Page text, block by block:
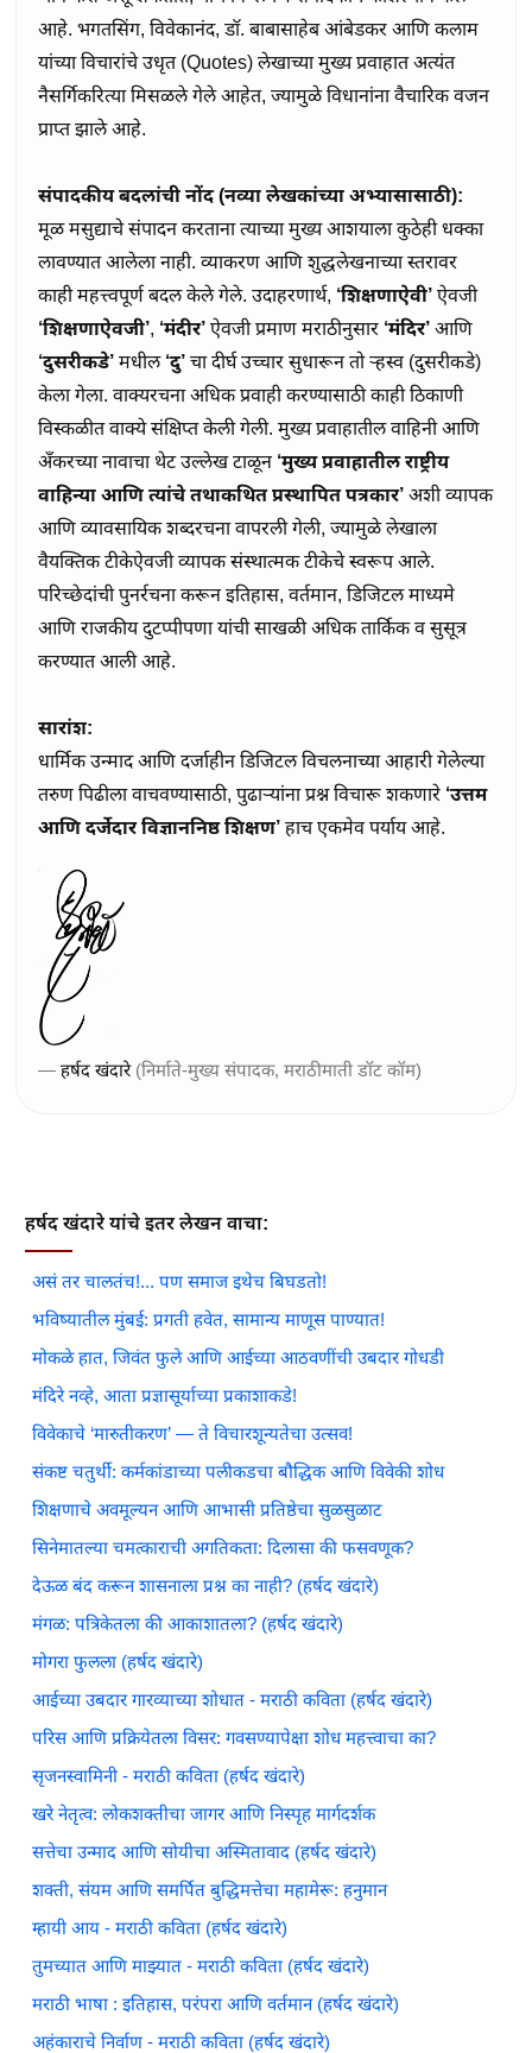
आहे. भगतसिंग, विवेकानंद, डॉ. बाबासाहेब आंबेडकर आणि कलाम
यांच्या विचारांचे उधृत (Quotes) लेखाच्या मुख्य प्रवाहात अत्यंत
नैसर्गिकरित्या मिसळले गेले आहेत, ज्यामुळे विधानांना वैचारिक वजन
प्राप्त झाले आहे.
संपादकीय बदलांची नोंद (नव्या लेखकांच्या अभ्यासासाठी):
मूळ मसुद्याचे संपादन करताना त्याच्या मुख्य आशयाला कुठेही धक्का
लावण्यात आलेला नाही. व्याकरण आणि शुद्धलेखनाच्या स्तरावर
काही महत्त्वपूर्ण बदल केले गेले. उदाहरणार्थ, ‘शिक्षणाऐवी’
ऐवजी
‘शिक्षणाऐवजी’, ‘मंदीर’ ऐवजी प्रमाण मराठीनुसार ‘मंदिर’
‘दुसरीकडे’ मधील ‘दु’ चा दीर्घ उच्चार सुधारून तो र्‍हस्व (दुसरीकडे)
केला गेला. वाक्यरचना अधिक प्रवाही करण्यासाठी काही ठिकाणी
विस्कळीत वाक्ये संक्षिप्त केली गेली. मुख्य प्रवाहातील वाहिनी आणि
अँकरच्या नावाचा थेट उल्लेख टाळून ‘मुख्य प्रवाहातील राष्ट्रीय
वाहिन्या आणि त्यांचे तथाकथित प्रस्थापित पत्रकार’ अशी व्यापक
आणि व्यावसायिक शब्दरचना वापरली गेली, ज्यामुळे लेखाला
वैयक्तिक टीकेऐवजी व्यापक संस्थात्मक टीकेचे स्वरूप आले.
परिच्छेदांची पुनर्रचना करून इतिहास, वर्तमान, डिजिटल माध्यमे
आणि राजकीय दुटप्पीपणा यांची साखळी अधिक तार्किक व सुसूत्र
करण्यात आली आहे.
सारांश:
धार्मिक उन्माद आणि दर्जाहीन डिजिटल विचलनाच्या आहारी गेलेल्या
तरुण पिढीला वाचवण्यासाठी, पुढाऱ्यांना प्रश्न विचारू शकणारे ‘उत्तम
आणि दर्जेदार विज्ञाननिष्ठ शिक्षण’ हाच एकमेव पर्याय आहे.
—हर्षद खंदारे(निर्माते-मुख्य संपादक, मराठीमाती डॉट कॉम)
हर्षद खंदारे यांचे इतर लेखन वाचा:
असं तर चालतंच!... पण समाज इथेच बिघडतो!
भविष्यातील मुंबई: प्रगती हवेत, सामान्य माणूस पाण्यात!
मोकळे हात, जिवंत फुले आणि आईच्या आठवणींची उबदार गोधडी
मंदिरे नव्हे, आता प्रज्ञासूर्याच्या प्रकाशाकडे!
विवेकाचे ‘मारुतीकरण’ — ते विचारशून्यतेचा उत्सव!
संकष्ट चतुर्थी: कर्मकांडाच्या पलीकडचा बौद्धिक आणि विवेकी शोध
शिक्षणाचे अवमूल्यन आणि आभासी प्रतिष्ठेचा सुळसुळाट
सिनेमातल्या चमत्काराची अगतिकता: दिलासा की फसवणूक?
देऊळ बंद करून शासनाला प्रश्न का नाही? (हर्षद खंदारे)
मंगळ: पत्रिकेतला की आकाशातला? (हर्षद खंदारे)
मोगरा फुलला (हर्षद खंदारे)
आईच्या उबदार गारव्याच्या शोधात - मराठी कविता (हर्षद खंदारे)
परिस आणि प्रक्रियेतला विसर: गवसण्यापेक्षा शोध महत्त्वाचा का?
सृजनस्वामिनी - मराठी कविता (हर्षद खंदारे)
खरे नेतृत्व: लोकशक्तीचा जागर आणि निस्पृह मार्गदर्शक
सत्तेचा उन्माद आणि सोयीचा अस्मितावाद (हर्षद खंदारे)
शक्ती, संयम आणि समर्पित बुद्धिमत्तेचा महामेरू: हनुमान
म्हायी आय - मराठी कविता (हर्षद खंदारे)
तुमच्यात आणि माझ्यात - मराठी कविता (हर्षद खंदारे)
मराठी भाषा : इतिहास, परंपरा आणि वर्तमान (हर्षद खंदारे)
अहंकाराचे निर्वाण - मराठी कविता (हर्षद खंदारे)